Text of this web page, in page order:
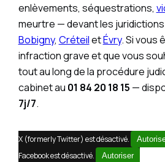
enlèvements, séquestrations,
meurtre — devant les
Bobigny, CréteiletÉvry. Si vous
infraction grave et que vous
tout au long de la procédure
cabinet au 01 84 20 18 15 —
7j/7.
X (formerly Twitter) est désactivé.
Facebook est désactivé. Autoriser